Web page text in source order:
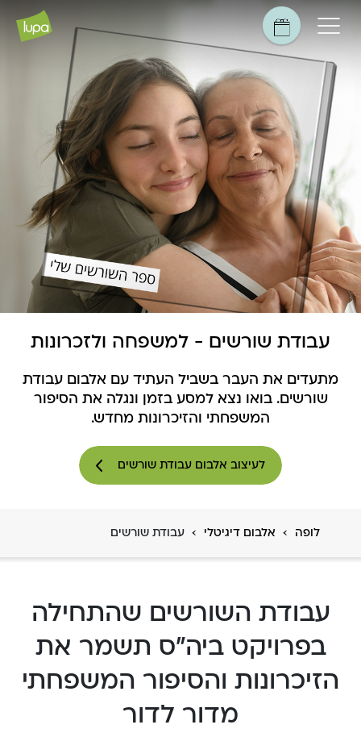
עבודת שורשים - למשפחה ולזכרונות
מתעדים את העבר בשביל העתיד עם אלבום עבודת
שורשים. בואו נצא למסע בזמן ונגלה את הסיפור
המשפחתי והזיכרונות מחדש.
לעיצוב אלבום עבודת שורשים
לופה › אלבום דיגיטלי › עבודת שורשים
עבודת השורשים שהתחילה
בפרויקט ביה"ס תשמר את
הזיכרונות והסיפור המשפחתי
מדור לדור